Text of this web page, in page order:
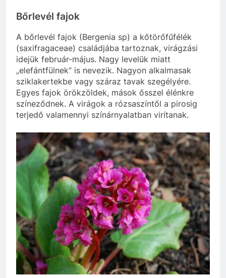
Bőrlevél fajok
A bőrlevél fajok (Bergenia sp) a kőtörőfűfélék
(saxifragaceae) családjába tartoznak, virágzási
idejük február-május. Nagy levelük miatt
„elefántfülnek” is nevezik. Nagyon alkalmasak
sziklakertekbe vagy száraz tavak szegélyére.
Egyes fajok örökzöldek, mások ősszel élénkre
színeződnek. A virágok a rózsaszíntől a pirosig
terjedő valamennyi színárnyalatban virítanak.